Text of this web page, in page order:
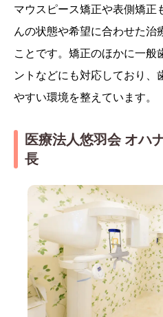
マウスピース矯正や表側矯正
んの状態や希望に合わせた治
ことです。矯正のほかに一般
ントなどにも対応しており、
やすい環境を整えています。
医療法人悠羽会 オハ
長